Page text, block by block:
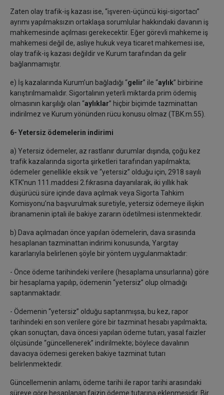
Zaten olay trafik-iş kazası ise, “işveren-üçüncü kişi-sigortacı”
ayrımı yapılmaksızın ortaklaşa sorumlular hakkındaki davanın iş
mahkemesinde açılması gerekecektir. Eğer görevli mahkeme iş
mahkemesi değil de, asliye hukuk veya ticaret mahkemesi ise,
olay trafik-iş kazası değildir ve Kurum tarafından da gelir
bağlanmamıştır.
e) İş kazalarında Kurum’un bağladığı “gelir” ile “aylık” birbirine
karıştırılmamalıdır. Sigortalının yeterli miktarda prim ödemiş
olmasının karşılığı olan “aylıklar” hiçbir biçimde tazminattan
indirilmez ve Kurum yönünden rücu konusu olmaz (TBK.m.55).
6- Yetersiz ödemelerin indirimi
a) Yetersiz ödemeler, az rastlanır durumlar dışında, çoğu kez
trafik kazalarında sigorta şirketleri tarafından yapılmakta;
ödemeler genellikle eksik ve “yetersiz” olduğu için, 2918 sayılı
KTK’nun 111.maddesi 2.fıkrasına dayanılarak, iki yıllık hak
düşürücü süre içinde dava açılmak veya Sigorta Tahkim
Komisyonu’na başvurulmak suretiyle, yetersiz ödemeye ilişkin
ibranamenin iptali ile bakiye zararın ödetilmesi istenmektedir.
b) Dava açılmadan önce yapılan ödemelerin, dava sırasında
hesaplanan tazminattan indirimi konusunda, Yargıtay
kararlarıyla belirlenen şöyle bir yöntem uygulanmaktadır:
- Önce ödeme tarihindeki verilere (hesaplama unsurlarına) göre
bir hesaplama yapılıp, ödemenin “yetersiz” olup olmadığı
saptanmaktadır.
- Ödemenin “yetersiz” olduğu saptanmışsa, bu kez, rapor
tarihindeki en son verilere göre bir tazminat hesabı yapılmakta;
çıkan sonuçtan, dava öncesi yapılan ödeme tutarı, yasal faizler
ölçüsünde “güncellenerek” indirilmekte; böylece davalının
davacıya ödemesi gereken bakiye tazminat tutarı
belirlenmektedir.
Güncellemenin anlamı, ödeme tarihi ile rapor tarihi arasındaki
süreye göre hesaplanan faizin ödeme tutarına eklenmesidir. Bir